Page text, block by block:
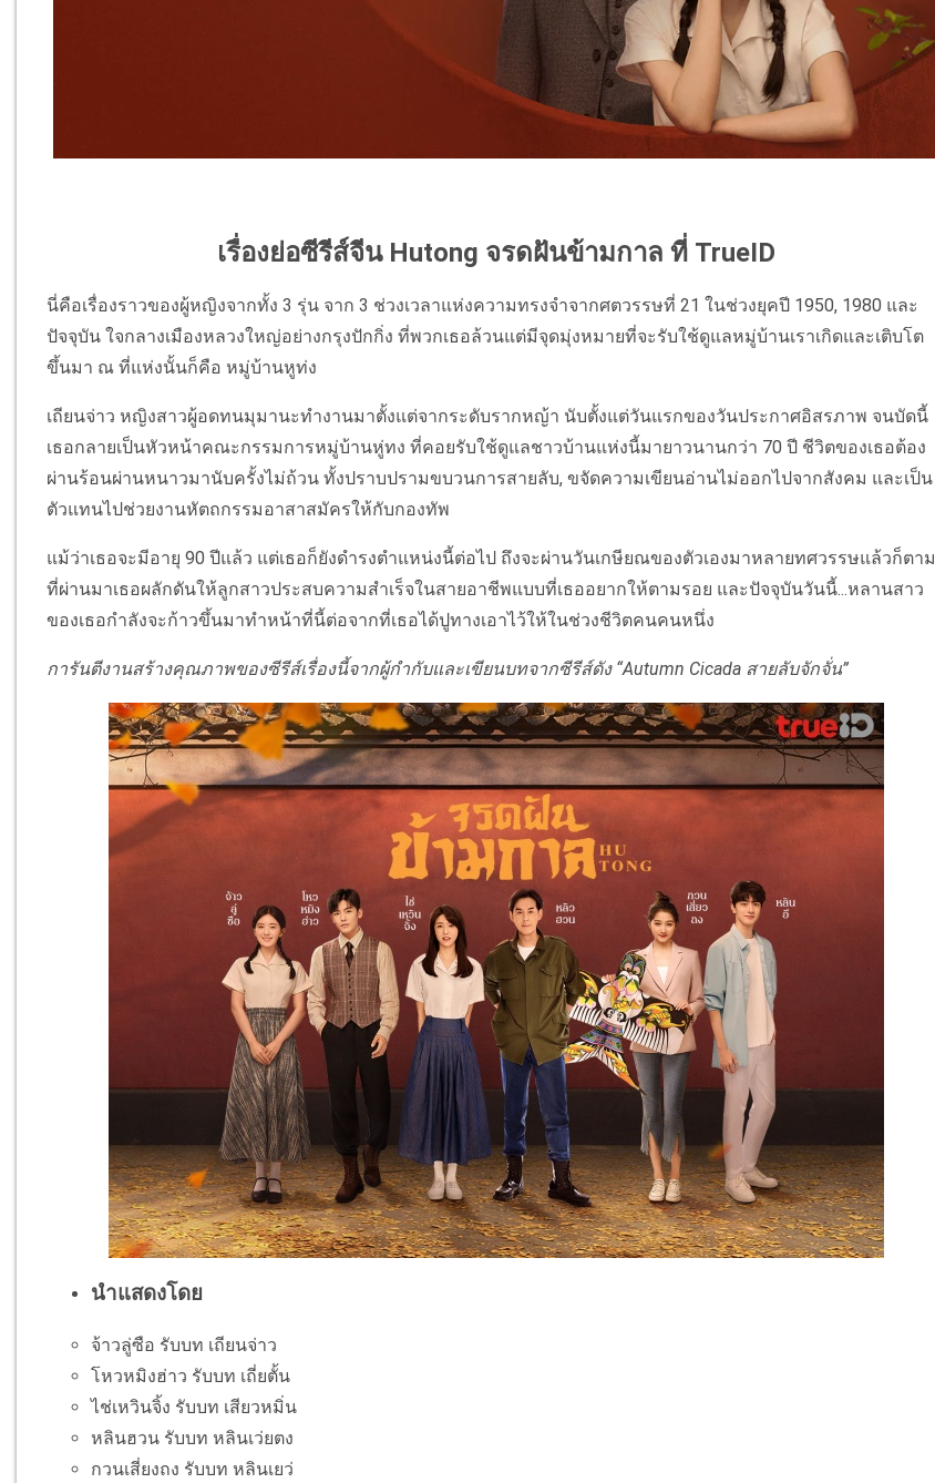
เรื่องย่อซีรีส์จีน Hutong จรดฝันข้ามกาล ที่ TrueID
นี่คือเรื่องราวของผู้หญิงจากทั้ง 3 รุ่น จาก 3 ช่วงเวลาแห่งความทรงจำจากศตวรรษที่ 21ในช่วงยุคปี 1950, 1980 และ
ปัจจุบัน ใจกลางเมืองหลวงใหญ่อย่างกรุงปักกิ่ง ที่พวกเธอล้วนแต่มีจุดมุ่งหมายที่จะรับใช้ดูแลหมู่บ้านเราเกิดและเติบโต
ขึ้นมา ณ ที่แห่งนั้นก็คือ หมู่บ้านหูท่ง
เถียนจ่าว หญิงสาวผู้อดทนมุมานะทำงานมาตั้งแต่จากระดับรากหญ้า นับตั้งแต่วันแรกของวันประกาศอิสรภาพ จนบัดนี้
เธอกลายเป็นหัวหน้าคณะกรรมการหมู่บ้านหู่ทง ที่คอยรับใช้ดูแลชาวบ้านแห่งนี้มายาวนานกว่า 70ปี ชีวิตของเธอต้อง
ผ่านร้อนผ่านหนาวมานับครั้งไม่ถ้วน ทั้งปราบปรามขบวนการสายลับ,ขจัดความเขียนอ่านไม่ออกไปจากสังคม และเป็น
ตัวแทนไปช่วยงานหัตถกรรมอาสาสมัครให้กับกองทัพ
แม้ว่าเธอจะมีอายุ 90ปีแล้ว แต่เธอก็ยังดำรงตำแหน่งนี้ต่อไป ถึงจะผ่านวันเกษียณของตัวเองมาหลายทศวรรษแล้วก็ตาม
ที่ผ่านมาเธอผลักดันให้ลูกสาวประสบความสำเร็จในสายอาชีพแบบที่เธออยากให้ตามรอย และปัจจุบันวันนี้...หลานสาว
ของเธอกำลังจะก้าวขึ้นมาทำหน้าที่นี้ต่อจากที่เธอได้ปูทางเอาไว้ให้ในช่วงชีวิตคนคนหนึ่ง
การันตีงานสร้างคุณภาพของซีรีส์เรื่องนี้จากผู้กำกับและเขียนบทจากซีรีส์ดัง“Autumn Cicada สายลับจักจั่น”
นำแสดงโดย
จ้าวลู่ซือ รับบท เถียนจ่าว
โหวหมิงฮ่าว รับบท เถี่ยตั้น
ไช่เหวินจิ้ง รับบท เสียวหมิ่น
หลินฮวน รับบท หลินเว่ยตง
กวนเสี่ยงถง รับบท หลินเยว่